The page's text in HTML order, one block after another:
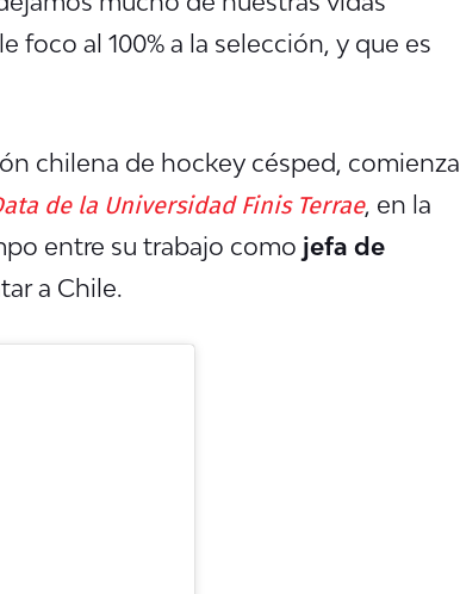
foco al 100% a la selección, y que es
chilena de hockey césped, comienza
de la Universidad Finis Terrae, en la
entre su trabajo como jefa de
a Chile.